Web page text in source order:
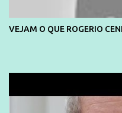
VEJAM O QUE ROGERIO